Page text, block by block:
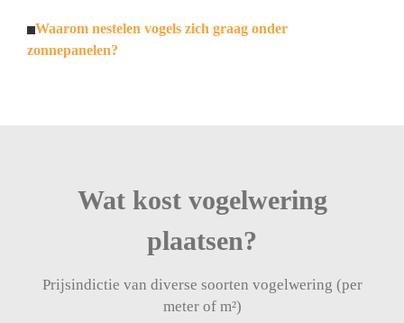
Waarom nestelen vogels zich graag onder
zonnepanelen?
Wat kost vogelwering
plaatsen?
Prijsindictie van diverse soorten vogelwering (per
meter of m²)